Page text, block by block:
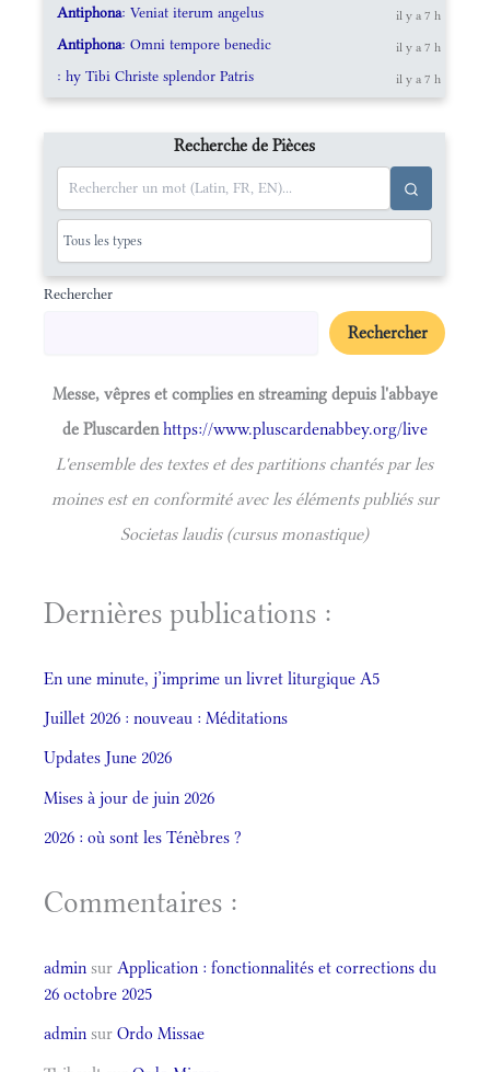
Antiphona: Veniat iterum angelus il y a 7 h
Antiphona: Omni tempore benedic il y a 7 h
: hy Tibi Christe splendor Patris il y a 7 h
Recherche de Pièces
Rechercher
Rechercher
Messe, vêpres et complies en streaming depuis l'abbaye
de Pluscardenhttps://www.pluscardenabbey.org/live
L'ensemble des textes et des partitions chantés par les
moines est en conformité avec les éléments publiés sur
Societas laudis (cursus monastique)
Dernières publications :
En une minute, j’imprime un livret liturgique A5
Juillet 2026 : nouveau : Méditations
Updates June 2026
Mises à jour de juin 2026
2026 : où sont les Ténèbres ?
Commentaires :
admin sur Application : fonctionnalités et corrections du
26 octobre 2025
admin sur Ordo Missae